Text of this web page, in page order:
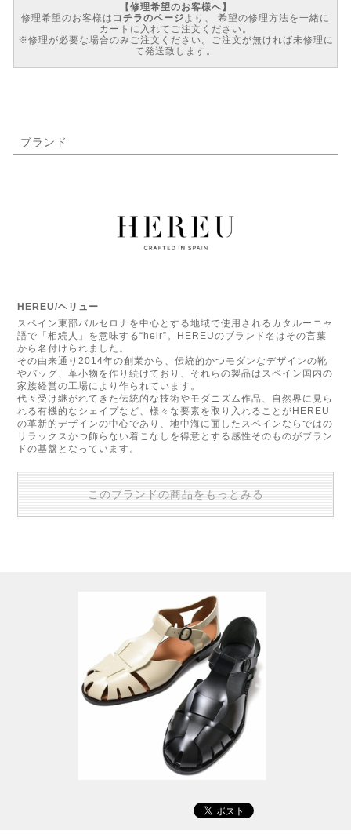
【修理希望のお客様へ】
修理希望のお客様は コチラのページ より、 希望の修理方法を一緒に
カートに入れてご注文ください。
※修理が必要な場合のみご注文ください。ご注文が無ければ未修理に
て発送致します。
ブランド
HEREU/ヘリュー
スペイン東部バルセロナを中心とする地域で使用されるカタルーニャ
語で「相続人」を意味する“heir”。HEREUのブランド名はその言葉
から名付けられました。
その由来通り2014年の創業から、伝統的かつモダンなデザインの靴
やバッグ、革小物を作り続けており、それらの製品はスペイン国内の
家族経営の工場により作られています。
代々受け継がれてきた伝統的な技術やモダニズム作品、自然界に見ら
れる有機的なシェイプなど、様々な要素を取り入れることがHEREU
の革新的デザインの中心であり、地中海に面したスペインならではの
リラックスかつ飾らない着こなしを得意とする感性そのものがブラン
ドの基盤となっています。
このブランドの商品をもっとみる